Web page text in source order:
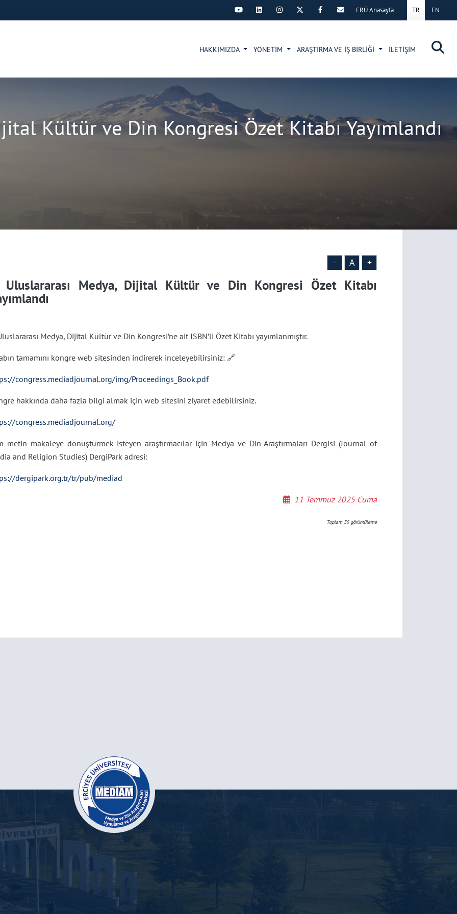
×
TR EN
ERÜ Anasayfa
HAKKIMIZDA YÖNETİM ARAŞTIRMA VE İŞ BİRLİĞİ İLETİŞİM
Kültür ve Din Kongresi Özet Kitabı Yayımlandı
- A +
Uluslararası Medya, Dijital Kültür ve Din Kongresi Özet Kitabı
Medya, Dijital Kültür ve Din Kongresi’ne ait ISBN’li Özet Kitabı yayımlanmıştır.
tamamını kongre web sitesinden indirerek inceleyebilirsiniz: 🔗
congress.mediadjournal.org/img/Proceedings_Book.pdf
hakkında daha fazla bilgi almak için web sitesini ziyaret edebilirsiniz.
congress.mediadjournal.org/
metin makaleye dönüştürmek isteyen araştırmacılar için Medya ve Din Araştırmaları Dergisi (Journal of
and Religion Studies) DergiPark adresi:
dergipark.org.tr/tr/pub/mediad
11 Temmuz 2025 Cuma
Toplam 55görüntüleme